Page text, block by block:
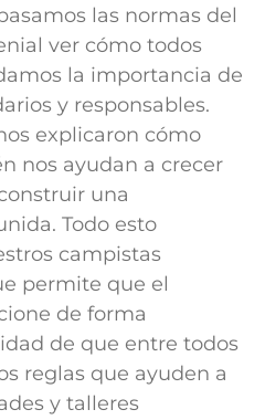
las normas del
ver cómo todos
la importancia de
y responsables.
explicaron cómo
nos ayudan a crecer
una
Todo esto
campistas
permite que el
de forma
de que entre todos
reglas que ayuden a
y talleres